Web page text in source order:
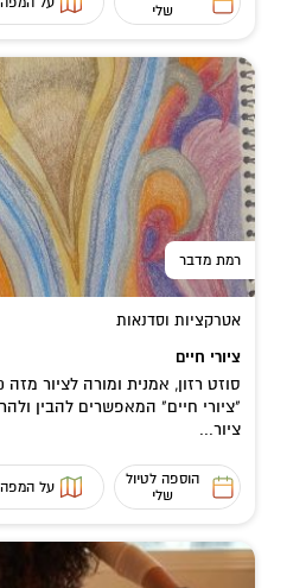
שלי
רמת מדבר
אטרקציות וסדנאות
ציורי חיים
"ציורי חיים" המאפשרים להבין
ציור...
הוספה לטיול
שלי
על המפה